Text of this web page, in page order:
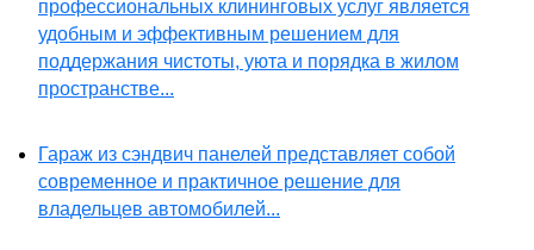
профессиональных клининговых услуг является
удобным и эффективным решением для
поддержания чистоты, уюта и порядка в жилом
пространстве...
Гараж из сэндвич панелей представляет собой
современное и практичное решение для
владельцев автомобилей...